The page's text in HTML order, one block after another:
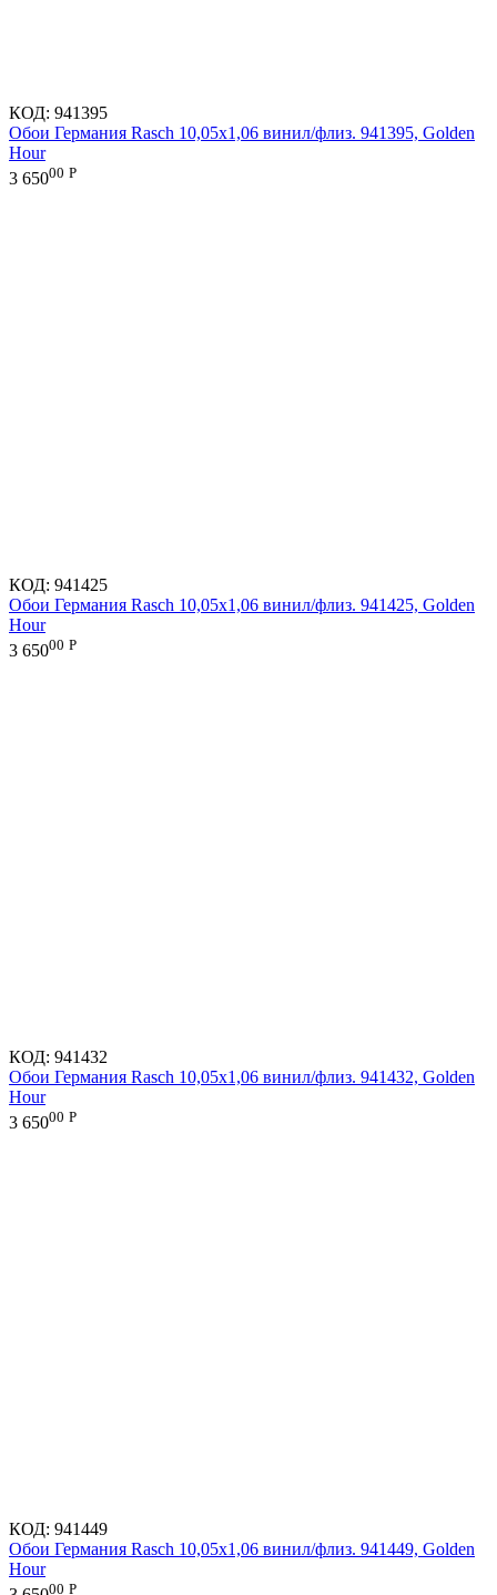
КОД: 941395
Обои Германия Rasch 10,05x1,06 винил/флиз. 941395, Golden
Hour
3 65000 Р
КОД: 941425
Обои Германия Rasch 10,05x1,06 винил/флиз. 941425, Golden
Hour
3 65000 Р
КОД: 941432
Обои Германия Rasch 10,05x1,06 винил/флиз. 941432, Golden
Hour
3 65000 Р
КОД: 941449
Обои Германия Rasch 10,05x1,06 винил/флиз. 941449, Golden
Hour
00 Р